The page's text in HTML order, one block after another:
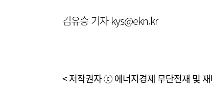
김유승 기자 kys@ekn.kr
< 저작권자 ⓒ 에너지경제 무단전재 및